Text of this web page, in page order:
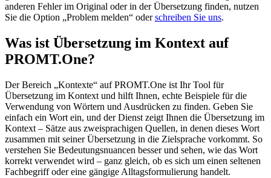
anderen Fehler im Original oder in der Übersetzung finden, nutzen
Sie die Option „Problem melden“ oderschreiben Sie uns.
Was ist Übersetzung im Kontext auf
PROMT.One?
Der Bereich „Kontexte“ auf PROMT.One ist Ihr Tool für
Übersetzung im Kontext und hilft Ihnen, echte Beispiele für die
Verwendung von Wörtern und Ausdrücken zu finden. Geben Sie
einfach ein Wort ein, und der Dienst zeigt Ihnen die Übersetzung im
Kontext – Sätze aus zweisprachigen Quellen, in denen dieses Wort
zusammen mit seiner Übersetzung in die Zielsprache vorkommt. So
verstehen Sie Bedeutungsnuancen besser und sehen, wie das Wort
korrekt verwendet wird – ganz gleich, ob es sich um einen seltenen
Fachbegriff oder eine gängige Alltagsformulierung handelt.